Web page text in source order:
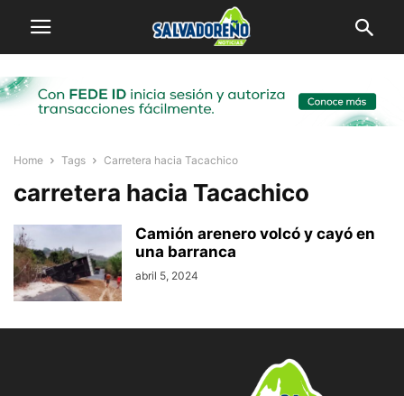
Home Tags Carretera hacia Tacachico
carretera hacia Tacachico
Camión arenero volcó y cayó en
una barranca
abril 5, 2024